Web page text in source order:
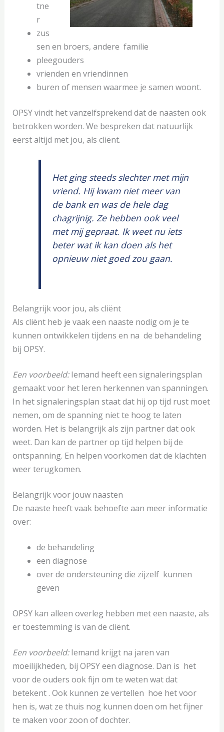
tne
r
zus
sen en broers, andere familie
pleegouders
vrienden en vriendinnen
buren of mensen waarmee je samen woont.
OPSY vindt het vanzelfsprekend dat de naasten ook
betrokken worden. We bespreken dat natuurlijk
eerst altijd met jou, als cliënt.
Het ging steeds slechter met mijn
vriend. Hij kwam niet meer van
de bank en was de hele dag
chagrijnig. Ze hebben ook veel
met mij gepraat. Ik weet nu iets
beter wat ik kan doen als het
opnieuw niet goed zou gaan.
Belangrijk voor jou, als cliënt
Als cliënt heb je vaak een naaste nodig om je te
kunnen ontwikkelen tijdens en na de behandeling
bij OPSY.
Een voorbeeld:Iemand heeft een signaleringsplan
gemaakt voor het leren herkennen van spanningen.
In het signaleringsplan staat dat hij op tijd rust moet
nemen, om de spanning niet te hoog te laten
worden. Het is belangrijk als zijn partner dat ook
weet. Dan kan de partner op tijd helpen bij de
ontspanning. En helpen voorkomen dat de klachten
weer terugkomen.
Belangrijk voor jouw naasten
De naaste heeft vaak behoefte aan meer informatie
over:
de behandeling
een diagnose
over de ondersteuning die zijzelf kunnen
geven
OPSY kan alleen overleg hebben met een naaste, als
er toestemming is van de cliënt.
Een voorbeeld:Iemand krijgt na jaren van
moeilijkheden, bij OPSY een diagnose. Dan is het
voor de ouders ook fijn om te weten wat dat
betekent . Ook kunnen ze vertellen hoe het voor
hen is, wat ze thuis nog kunnen doen om het fijner
te maken voor zoon of dochter.